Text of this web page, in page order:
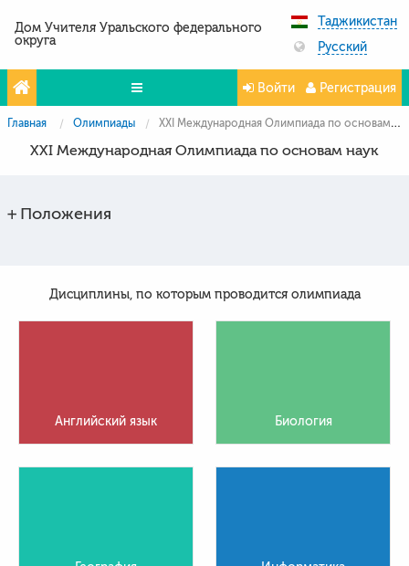
Дом Учителя Уральского федерального
округа
Таджикистан
Русский
Олимпиады
Войти Регистрация
Главная Олимпиады XXI Международная Олимпиада по основам наук
XXI Международная Олимпиада по основам наук
Положения
Дисциплины, по которым проводится олимпиада
Английский язык Биология